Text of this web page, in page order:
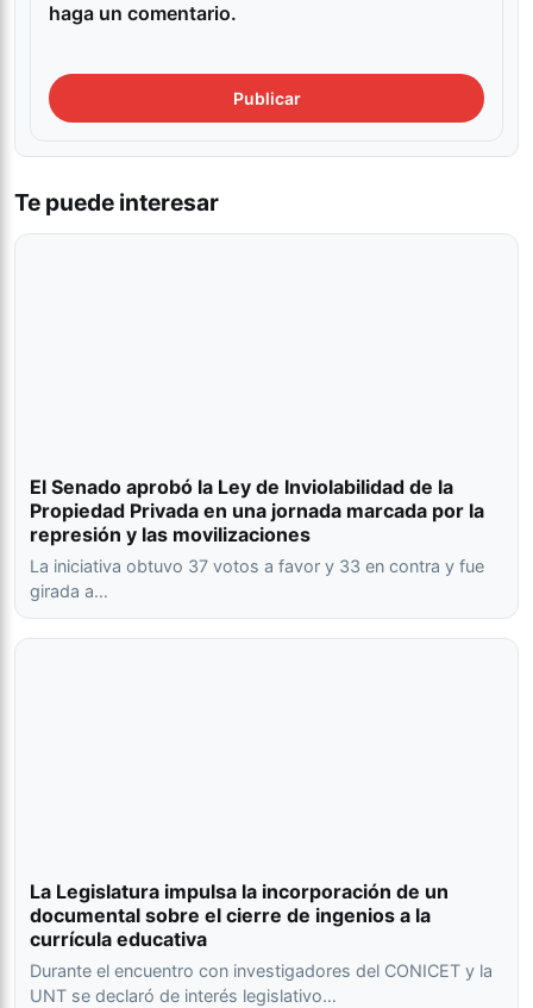
haga un comentario.
Te puede interesar
El Senado aprobó la Ley de Inviolabilidad de la
Propiedad Privada en una jornada marcada por la
represión y las movilizaciones
La iniciativa obtuvo 37 votos a favor y 33 en contra y fue
girada a…
La Legislatura impulsa la incorporación de un
documental sobre el cierre de ingenios a la
currícula educativa
Durante el encuentro con investigadores del CONICET y la
UNT se declaró de interés legislativo…